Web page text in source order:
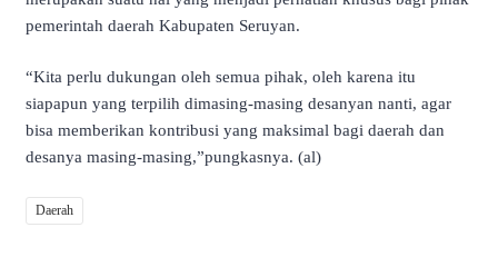
pemerintah daerah Kabupaten Seruyan.
“Kita perlu dukungan oleh semua pihak, oleh karena itu
siapapun yang terpilih dimasing-masing desanyan nanti, agar
bisa memberikan kontribusi yang maksimal bagi daerah dan
desanya masing-masing,”pungkasnya. (al)
Daerah